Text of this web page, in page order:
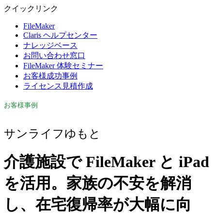
クイックリンク
FileMaker
Claris ヘルプセンター
ナレッジベース
お問い合わせ窓口
FileMaker 体験セミナー
お客様成功事例
ライセンス見積作成
お客様事例
サンライフゆもと
介護施設で FileMaker と iPad
を活用。家族の不安を解消
し、在宅復帰率が大幅に向